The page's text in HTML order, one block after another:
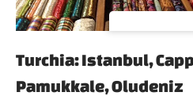
Turchia: Istanbul,
Pamukkale, Oludeniz